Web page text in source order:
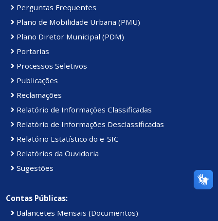
Perguntas Frequentes
Plano de Mobilidade Urbana (PMU)
Plano Diretor Municipal (PDM)
Portarias
Processos Seletivos
Publicações
Reclamações
Relatório de Informações Classificadas
Relatório de Informações Desclassificadas
Relatório Estatístico do e-SIC
Relatórios da Ouvidoria
Sugestões
Contas Públicas:
Balancetes Mensais (Documentos)